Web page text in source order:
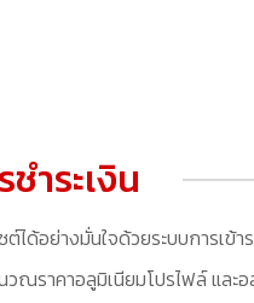
ำระเงิน
ได้อย่างมั่นใจด้วยระบบการเข้า
วณราคาอลูมิเนียมโปรไฟล์ แล